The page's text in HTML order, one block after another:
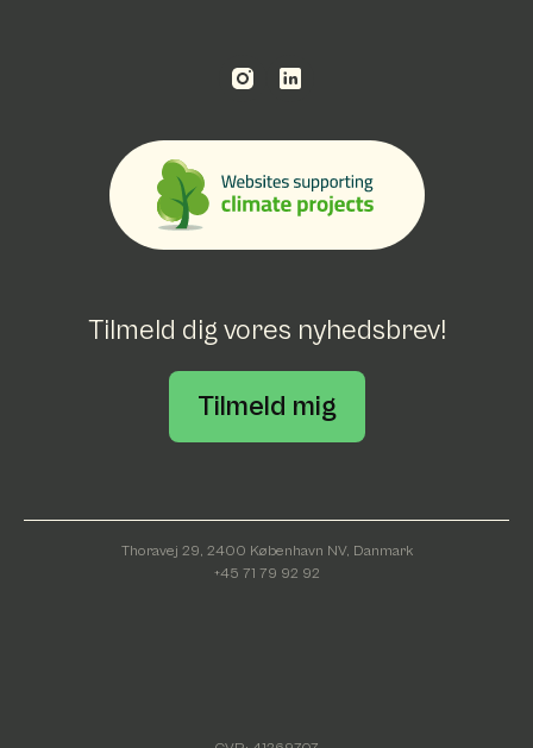
Tilmeld dig vores nyhedsbrev!
Tilmeld mig
Thoravej 29, 2400 København NV, Danmark
+45 71 79 92 92